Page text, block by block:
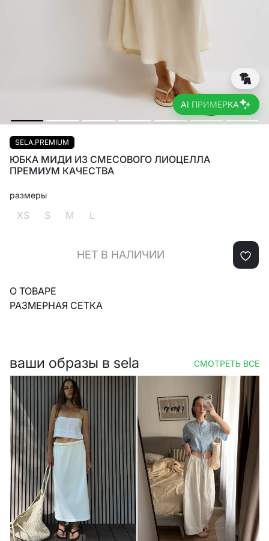
AI ПРИМЕРКА
SELA.PREMIUM
ЮБКА МИДИ ИЗ СМЕСОВОГО ЛИОЦЕЛЛА
ПРЕМИУМ КАЧЕСТВА
размеры
XS S M L
НЕТ В НАЛИЧИИ
О ТОВАРЕ
РАЗМЕРНАЯ СЕТКА
ваши образы в sela СМОТРЕТЬ ВСЕ